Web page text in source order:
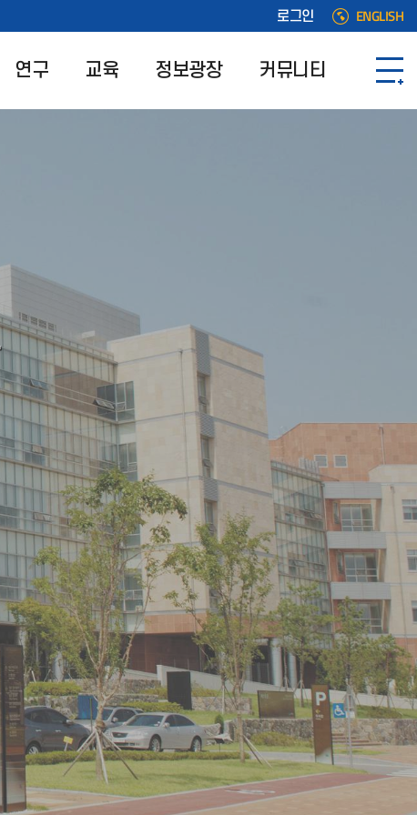
로그인 ENGLISH
연구 교육 정보광장 커뮤니티